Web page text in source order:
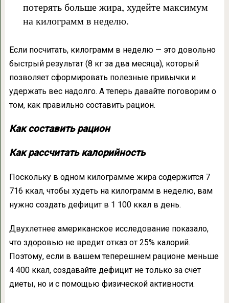
потерять больше жира, худейте максимум
на килограмм в неделю.
Если посчитать, килограмм в неделю — это довольно
быстрый результат (8 кг за два месяца), который
позволяет сформировать полезные привычки и
удержать вес надолго. А теперь давайте поговорим о
том, как правильно составить рацион.
Как составить рацион
Как рассчитать калорийность
Поскольку в одном килограмме жира содержится 7
716 ккал, чтобы худеть на килограмм в неделю, вам
нужно создать дефицит в 1 100 ккал в день.
Двухлетнее американское исследование показало,
что здоровью не вредит отказ от 25% калорий.
Поэтому, если в вашем теперешнем рационе меньше
4 400 ккал, создавайте дефицит не только за счёт
диеты, но и с помощью физической активности.